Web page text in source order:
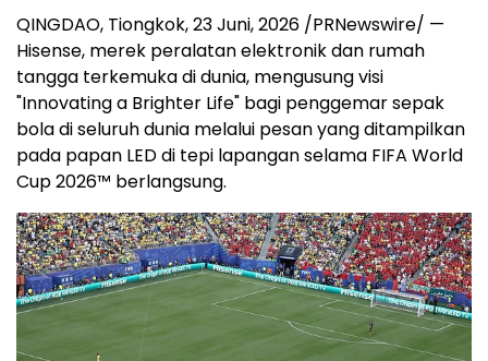
QINGDAO, Tiongkok,23 Juni, 2026 /PRNewswire/ —
Hisense, merek peralatan elektronik dan rumah
tangga terkemuka di dunia, mengusung visi
"Innovating a Brighter Life" bagi penggemar sepak
bola di seluruh dunia melalui pesan yang ditampilkan
pada papan LED di tepi lapangan selama FIFA World
Cup 2026™ berlangsung.